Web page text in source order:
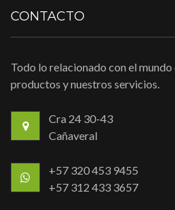
CONTACTO
Todo lo relacionado con el
productos y nuestros servicios.
Cra 24 30-43
Cañaveral
+57 320 453 9455
+57 312 433 3657